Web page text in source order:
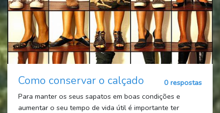
Como conservar o calçado
0 respostas
Para manter os seus sapatos em boas condições e
aumentar o seu tempo de vida útil é importante ter